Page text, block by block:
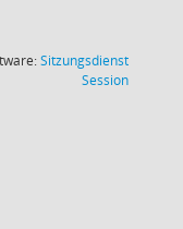
Sitzungsdienst
Session(Wird in